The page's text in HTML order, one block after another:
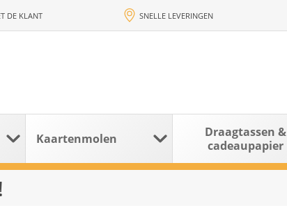
DE KLANT SNELLE LEVERINGEN
Kaartenmolen
Draagtassen &
cadeaupapier